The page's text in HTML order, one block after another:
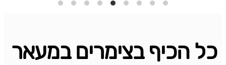
כל הכיף בצימרים במעאר